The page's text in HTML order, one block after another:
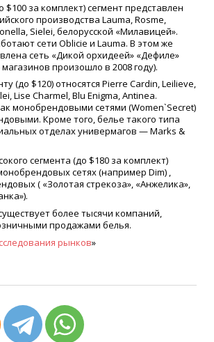
$100 за комплект) сегмент представлен
производства Lauma, Rosme,
Sielei, белорусской «Милавицей».
сети Oblicie и Lauma. В этом же
сеть «Дикой орхидеей» «Дефиле»
произошло в 2008 году).
(до $120) относятся Pierre Cardin, Leilieve,
Lise Charmel, Blu Enigma, Antinea.
монобрендовыми сетями (Women`Secret)
Кроме того, белье такого типа
отделах универмагов — Marks &
сегмента (до $180 за комплект)
сетях(например Dim) ,
( «Золотая стрекоза», «Анжелика»,
более тысячи компаний,
продажами белья.
рынков»